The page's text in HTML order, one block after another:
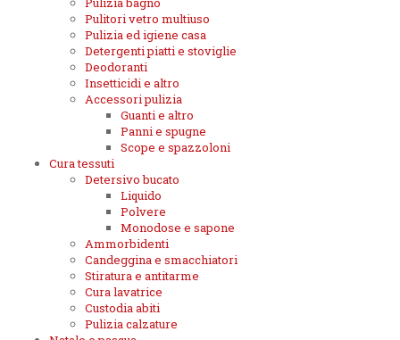
Pulitori vetro multiuso
Pulizia ed igiene casa
Detergenti piatti e stoviglie
Deodoranti
Insetticidi e altro
Accessori pulizia
Guanti e altro
Panni e spugne
Scope e spazzoloni
Cura tessuti
Detersivo bucato
Liquido
Polvere
Monodose e sapone
Ammorbidenti
Candeggina e smacchiatori
Stiratura e antitarme
Cura lavatrice
Custodia abiti
Pulizia calzature